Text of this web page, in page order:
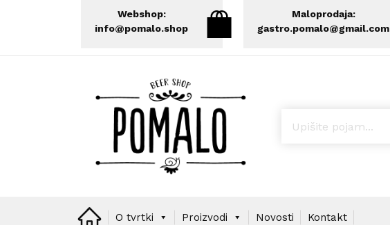
Webshop:
info@pomalo.shop
Maloprodaja:
gastro.pomalo@gmail.com
O tvrtki Proizvodi Novosti Kontakt